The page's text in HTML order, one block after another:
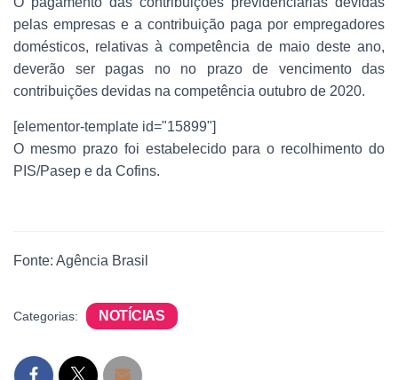
pelas empresas e a contribuição paga por empregadores
domésticos, relativas à competência de maio deste ano,
deverão ser pagas no no prazo de vencimento das
contribuições devidas na competência outubro de 2020.
[elementor-template id="15899"]
O mesmo prazo foi estabelecido para o recolhimento do
PIS/Pasep e da Cofins.
Fonte: Agência Brasil
Categorias: NOTÍCIAS